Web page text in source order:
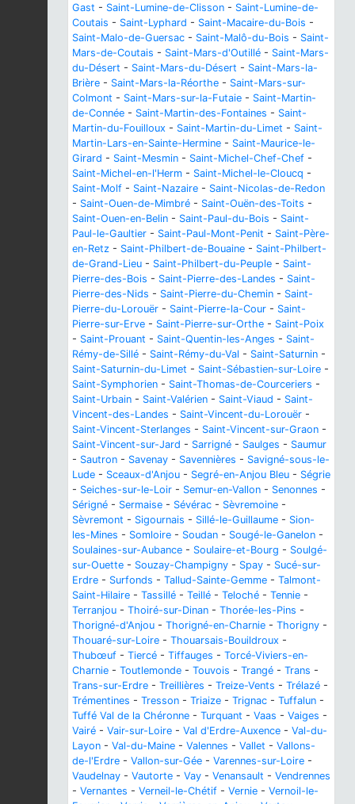
Gast - Saint-Lumine-de-Clisson - Saint-Lumine-de-
Coutais - Saint-Lyphard - Saint-Macaire-du-Bois -
Saint-Malo-de-Guersac - Saint-Malô-du-Bois - Saint-
Mars-de-Coutais - Saint-Mars-d'Outillé - Saint-Mars-
du-Désert - Saint-Mars-du-Désert - Saint-Mars-la-
Brière - Saint-Mars-la-Réorthe - Saint-Mars-sur-
Colmont - Saint-Mars-sur-la-Futaie - Saint-Martin-
de-Connée - Saint-Martin-des-Fontaines - Saint-
Martin-du-Fouilloux - Saint-Martin-du-Limet - Saint-
Martin-Lars-en-Sainte-Hermine - Saint-Maurice-le-
Girard - Saint-Mesmin - Saint-Michel-Chef-Chef -
Saint-Michel-en-l'Herm - Saint-Michel-le-Cloucq -
Saint-Molf - Saint-Nazaire - Saint-Nicolas-de-Redon
- Saint-Ouen-de-Mimbré - Saint-Ouën-des-Toits -
Saint-Ouen-en-Belin - Saint-Paul-du-Bois - Saint-
Paul-le-Gaultier - Saint-Paul-Mont-Penit - Saint-Père-
en-Retz - Saint-Philbert-de-Bouaine - Saint-Philbert-
de-Grand-Lieu - Saint-Philbert-du-Peuple - Saint-
Pierre-des-Bois - Saint-Pierre-des-Landes - Saint-
Pierre-des-Nids - Saint-Pierre-du-Chemin - Saint-
Pierre-du-Lorouër - Saint-Pierre-la-Cour - Saint-
Pierre-sur-Erve - Saint-Pierre-sur-Orthe - Saint-Poix
- Saint-Prouant - Saint-Quentin-les-Anges - Saint-
Rémy-de-Sillé - Saint-Rémy-du-Val - Saint-Saturnin -
Saint-Saturnin-du-Limet - Saint-Sébastien-sur-Loire -
Saint-Symphorien - Saint-Thomas-de-Courceriers -
Saint-Urbain - Saint-Valérien - Saint-Viaud - Saint-
Vincent-des-Landes - Saint-Vincent-du-Lorouër -
Saint-Vincent-Sterlanges - Saint-Vincent-sur-Graon -
Saint-Vincent-sur-Jard - Sarrigné - Saulges - Saumur
- Sautron - Savenay - Savennières - Savigné-sous-le-
Lude - Sceaux-d'Anjou - Segré-en-Anjou Bleu - Ségrie
- Seiches-sur-le-Loir - Semur-en-Vallon - Senonnes -
Sérigné - Sermaise - Sévérac - Sèvremoine -
Sèvremont - Sigournais - Sillé-le-Guillaume - Sion-
les-Mines - Somloire - Soudan - Sougé-le-Ganelon -
Soulaines-sur-Aubance - Soulaire-et-Bourg - Soulgé-
sur-Ouette - Souzay-Champigny - Spay - Sucé-sur-
Erdre - Surfonds - Tallud-Sainte-Gemme - Talmont-
Saint-Hilaire - Tassillé - Teillé - Teloché - Tennie -
Terranjou - Thoiré-sur-Dinan - Thorée-les-Pins -
Thorigné-d'Anjou - Thorigné-en-Charnie - Thorigny -
Thouaré-sur-Loire - Thouarsais-Bouildroux -
Thubœuf - Tiercé - Tiffauges - Torcé-Viviers-en-
Charnie - Toutlemonde - Touvois - Trangé - Trans -
Trans-sur-Erdre - Treillières - Treize-Vents - Trélazé -
Trémentines - Tresson - Triaize - Trignac - Tuffalun -
Tuffé Val de la Chéronne - Turquant - Vaas - Vaiges -
Vairé - Vair-sur-Loire - Val d'Erdre-Auxence - Val-du-
Layon - Val-du-Maine - Valennes - Vallet - Vallons-
de-l'Erdre - Vallon-sur-Gée - Varennes-sur-Loire -
Vaudelnay - Vautorte - Vay - Venansault - Vendrennes
- Vernantes - Verneil-le-Chétif - Vernie - Vernoil-le-